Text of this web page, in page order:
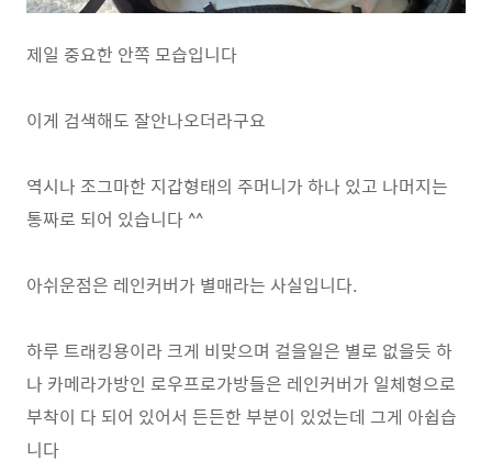
제일 중요한 안쪽 모습입니다
이게 검색해도 잘안나오더라구요
역시나 조그마한 지갑형태의 주머니가 하나 있고 나머지는
통짜로 되어 있습니다 ^^
아쉬운점은 레인커버가 별매라는 사실입니다.
하루 트래킹용이라 크게 비맞으며 걸을일은 별로 없을듯 하
나 카메라가방인 로우프로가방들은 레인커버가 일체형으로
부착이 다 되어 있어서 든든한 부분이 있었는데 그게 아쉽습
니다